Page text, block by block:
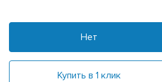
Нет
Купить в 1 клик